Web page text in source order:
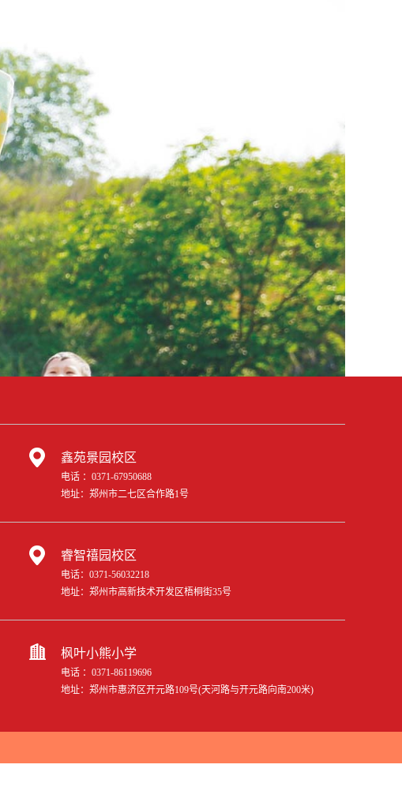
鑫苑景园校区
电话 ：0371-67950688
地址：郑州市二七区合作路1号
睿智禧园校区
电话：0371-56032218
地址：郑州市高新技术开发区梧桐街35号
枫叶小熊小学
电话 ：0371-86119696
地址：郑州市惠济区开元路109号(天河路与开元路向南200米)